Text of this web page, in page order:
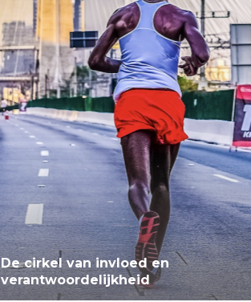
De cirkel van invloed en
verantwoordelijkheid